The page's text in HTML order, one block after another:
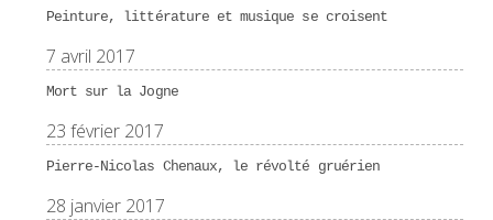
Peinture, littérature et musique se croisent
7 avril 2017
Mort sur la Jogne
23 février 2017
Pierre-Nicolas Chenaux, le révolté gruérien
28 janvier 2017